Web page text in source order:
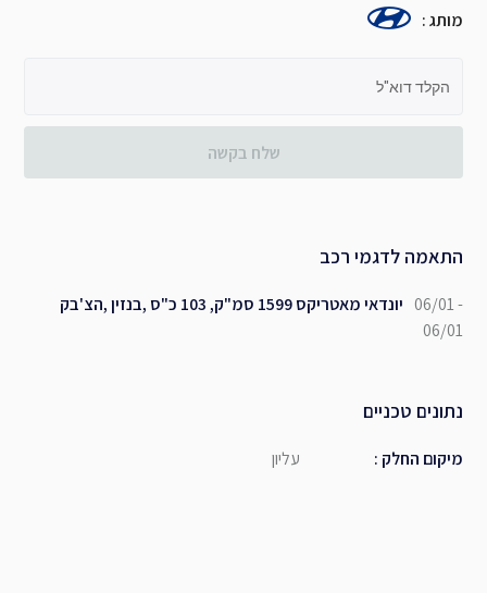
:מותג
הקלד דוא"ל
שלח בקשה
התאמה לדגמי רכב
יונדאי מאטריקס 1599 סמ"ק, 103 כ"ס ,בנזין ,הצ'בק 06/01 -
06/01
נתונים טכניים
עליון : מיקום החלק